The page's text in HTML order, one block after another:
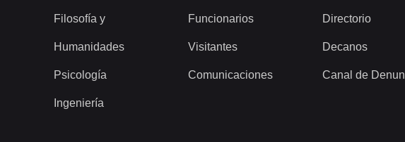
Filosofía y
Humanidades
Psicología
Ingeniería
Funcionarios
Visitantes
Comunicaciones
Directorio
Decanos
Canal de